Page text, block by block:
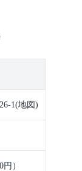
1(地図)
）